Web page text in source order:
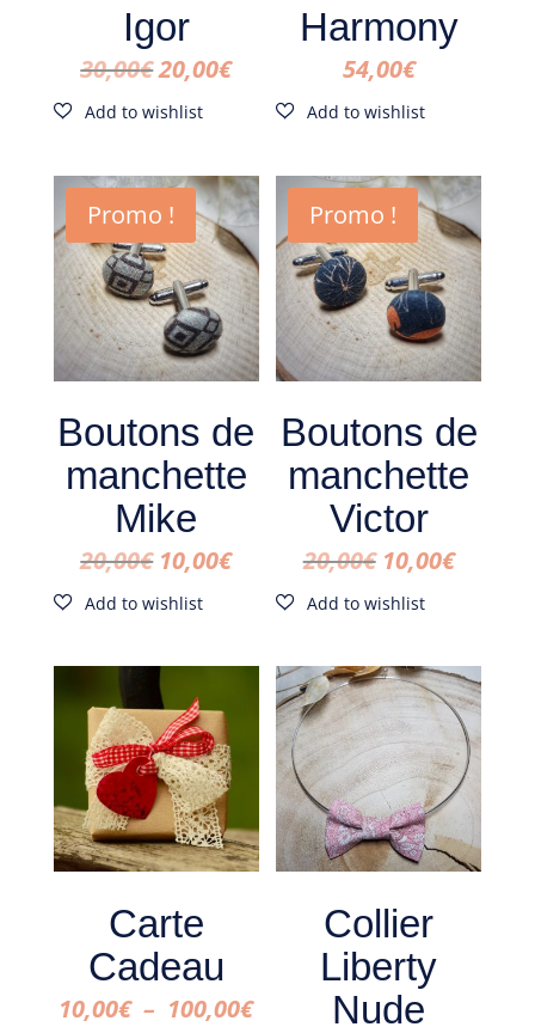
Igor
30,00€Le
prix
était :
30,00€.
20,00€Le
est :
20,00€.
Harmony
54,00€
Promo !
Boutons de
manchette
Mike
20,00€ Le
prix
était :
20,00€.
10,00€Le
est :
10,00€.
Promo !
Boutons de
manchette
Victor
20,00€ Le
prix
était :
20,00€.
10,00€Le
est :
10,00€.
Carte
Cadeau
10,00€ – 100,00€Plage
Collier
Liberty
Nude